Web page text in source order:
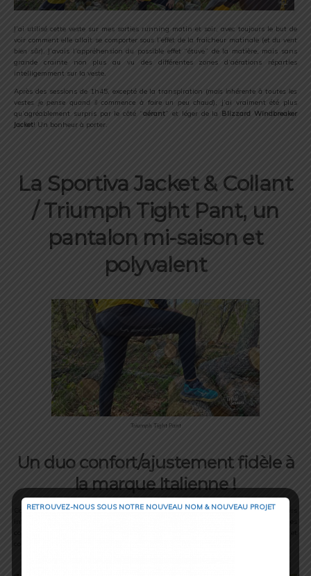
J’ai utilisé cette veste sur mes sorties running matin et soir, avec toujours le but de
voir comment elle allait se comporter sous l’effet de la fraicheur matinale (et du vent
bien sûr). J’avais l’appréhension du possible effet “étuve” de la matière, mais sans
grande crainte non plus au vu des différentes zones d’aérations réparties
intelligemment sur la veste.
Après des sessions de 1h45, excepté de la transpiration (mais inhérente à toutes les
vestes je pense quand il commence à faire un peu chaud), j’ai vraiment été plus
qu’agréablement surpris par le côté “aérant” et léger de la
Blizzard Windbreaker
Jacket! Un bonheur à porter.
La Sportiva Jacket & Collant
/ Triumph Tight Pant, un
pantalon mi-saison et
polyvalent
Triumph Tight Pant
Un duo confort/ajustement fidèle à
la marque Italienne !
Comme je vous l’ai dit, je suis quelqu’un d’assez frileux, aussi je suis toujours
RETROUVEZ-NOUS SOUS NOTRE NOUVEAU NOM & NOUVEAU PROJET